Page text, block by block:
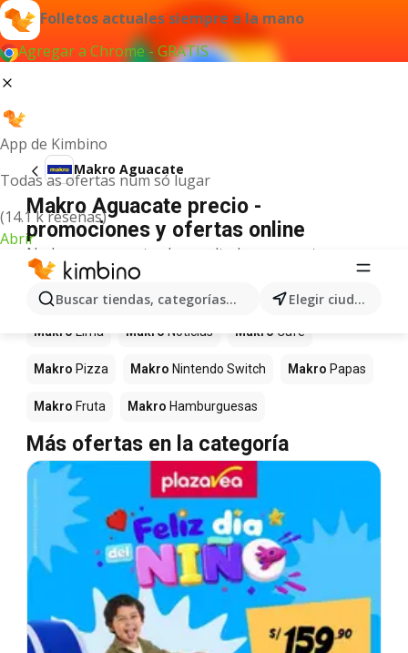
Folletos actuales siempre a la mano
Agregar a Chrome - GRATIS
App de Kimbino
Todas as ofertas num só lugar
(14.1 k reseñas)
Abrir
Buscar tiendas, categorías, productos... Elegir ciudad
Makro Aguacate
Makro Aguacate precio -
promociones y ofertas online
No hemos encontrado resultados para este
término.
Más productos en tiendas Makro
Makro Lima Makro Noticias Makro Café
Makro Pizza Makro Nintendo Switch Makro Papas
Makro Fruta Makro Hamburguesas
Más ofertas en la categoría